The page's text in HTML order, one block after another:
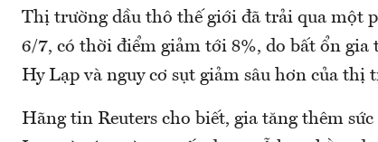
Thị trường dầu thô thế giới đã trải qua một
6/7, có thời điểm giảm tới 8%, do bất ổn gia
Hy Lạp và nguy cơ sụt giảm sâu hơn của thị
Hãng tin Reuters cho biết, gia tăng thêm sức